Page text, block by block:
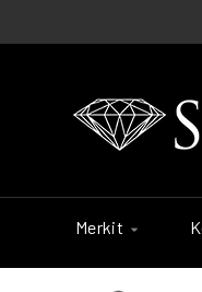
to
Merkit